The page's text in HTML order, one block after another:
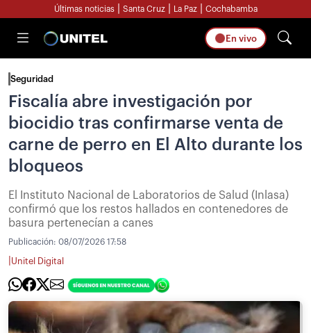
Últimas noticias Santa Cruz La Paz Cochabamba
En vivo
Seguridad
Fiscalía abre investigación por
biocidio tras confirmarse venta de
carne de perro en El Alto durante los
bloqueos
El Instituto Nacional de Laboratorios de Salud (Inlasa)
confirmó que los restos hallados en contenedores de
basura pertenecían a canes
Publicación: 08/07/2026 17:58
Unitel Digital